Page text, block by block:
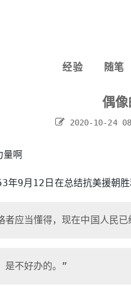
经验 随笔
偶
2020-10-24
量啊
年9月12日在总结抗美援朝胜
者应当懂得，现在中国人民已
是不好办的。”